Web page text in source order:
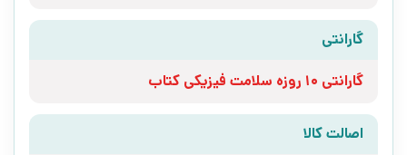
گارانتی
گارانتی 10 روزه سلامت فیزیکی کتاب
اصالت کالا